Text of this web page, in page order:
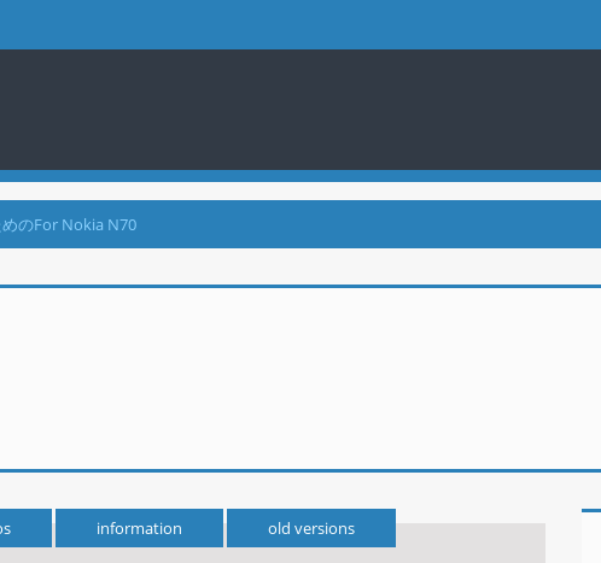
のFor Nokia N70
information old versions